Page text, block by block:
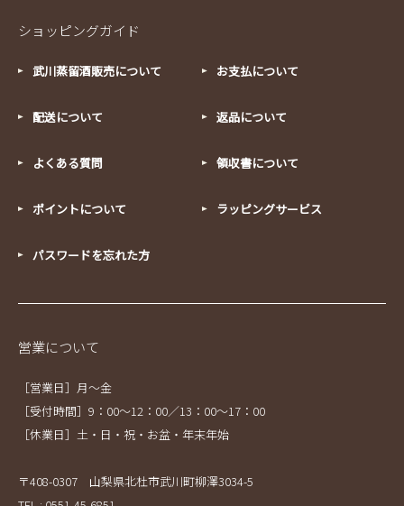
ショッピングガイド
武川蒸留酒販売について お支払について
配送について 返品について
よくある質問 領収書について
ポイントについて ラッピングサービス
パスワードを忘れた方
営業について
［営業日］月～金
［受付時間］9：00～12：00／13：00～17：00
［休業日］土・日・祝・お盆・年末年始
〒408-0307 山梨県北杜市武川町柳澤3034-5